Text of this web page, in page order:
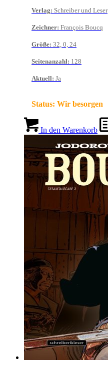
Verlag: Schreiber und Leser
Zeichner: François Boucq
Größe: 32, 0, 24
Seitenanzahl: 128
Aktuell: Ja
Status: Wir besorgen
In den Warenkorb